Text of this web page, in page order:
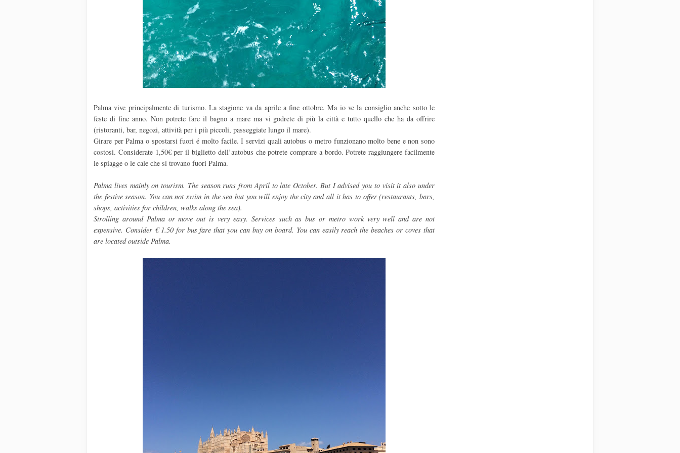
Palma vive principalmente di turismo. La stagione va da aprile a fine ottobre. Ma io ve la consiglio anche sotto le
feste di fine anno. Non potrete fare il bagno a mare ma vi godrete di più la città e tutto quello che ha da offrire
(ristoranti, bar, negozi, attività per i più piccoli, passeggiate lungo il mare).
Girare per Palma o spostarsi fuori é molto facile. I servizi quali autobus o metro funzionano molto bene e non sono
costosi. Considerate 1,50€ per il biglietto dell’autobus che potrete comprare a bordo.Potrete raggiungere facilmente
le spiagge o le cale che si trovano fuori Palma.
Palma lives mainly on tourism. The season runs from April to late October. But I advised you to visit it also under
the festive season. You can not swim in the sea but you will enjoy the city and all it has to offer (restaurants, bars,
shops, activities for children, walks along the sea).
Strolling around Palma or move out is very easy. Services such as bus or metro work very well and are not
expensive. Consider € 1.50 for bus fare that you can buy on board. You can easily reach the beaches or coves that
are located outside Palma.